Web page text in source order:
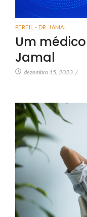
PERFIL - DR. JAMAL
Um
Jamal
dezembro 15, 2023 /